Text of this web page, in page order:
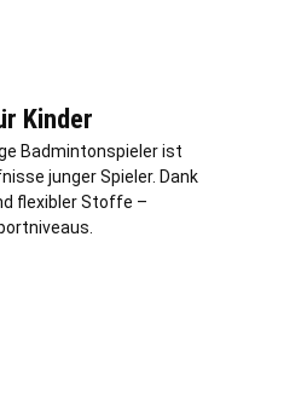
Kinder
Badmintonspieler ist
junger Spieler. Dank
flexibler Stoffe –